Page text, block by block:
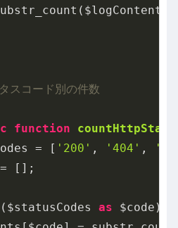
コード別の件数
function
= [
'200' , '404' ,
[];
($statusCodes as $code) {